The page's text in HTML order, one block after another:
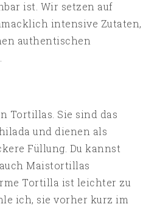
ist. Wir setzen auf
intensive Zutaten,
authentischen
Tortillas. Sie sind das
und dienen als
Füllung. Du kannst
Maistortillas
Tortilla ist leichter zu
ich, sie vorher kurz im